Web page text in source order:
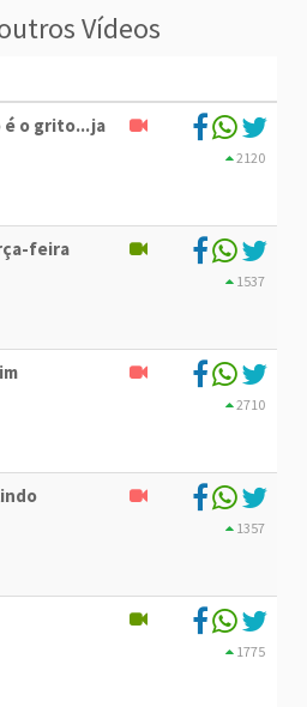
Vídeos
é o grito...ja
2120
feira
1537
2710
1357
1775